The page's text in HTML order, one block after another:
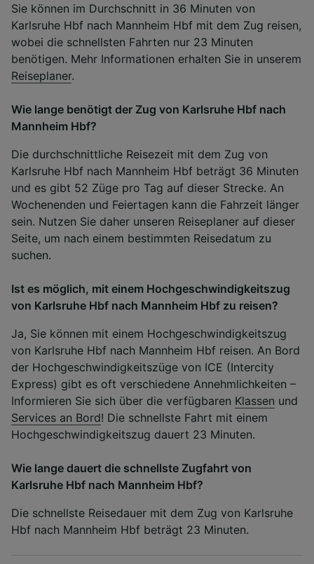
Sie können im Durchschnitt in 36 Minuten von
Karlsruhe Hbf nach Mannheim Hbf mit dem Zug reisen,
wobei die schnellsten Fahrten nur 23 Minuten
benötigen. Mehr Informationen erhalten Sie in unserem
Reiseplaner.
Wie lange benötigt der Zug von Karlsruhe Hbf nach
Mannheim Hbf?
Die durchschnittliche Reisezeit mit dem Zug von
Karlsruhe Hbf nach Mannheim Hbf beträgt 36 Minuten
und es gibt 52 Züge pro Tag auf dieser Strecke. An
Wochenenden und Feiertagen kann die Fahrzeit länger
sein. Nutzen Sie daher unseren Reiseplaner auf dieser
Seite, um nach einem bestimmten Reisedatum zu
suchen.
Ist es möglich, mit einem Hochgeschwindigkeitszug
von Karlsruhe Hbf nach Mannheim Hbf zu reisen?
Ja, Sie können mit einem Hochgeschwindigkeitszug
von Karlsruhe Hbf nach Mannheim Hbf reisen. An Bord
der Hochgeschwindigkeitszüge von ICE (Intercity
Express) gibt es oft verschiedene Annehmlichkeiten –
Informieren Sie sich über die verfügbaren Klassen und
Services an Bord! Die schnellste Fahrt mit einem
Hochgeschwindigkeitszug dauert 23 Minuten.
Wie lange dauert die schnellste Zugfahrt von
Karlsruhe Hbf nach Mannheim Hbf?
Die schnellste Reisedauer mit dem Zug von Karlsruhe
Hbf nach Mannheim Hbf beträgt 23 Minuten.